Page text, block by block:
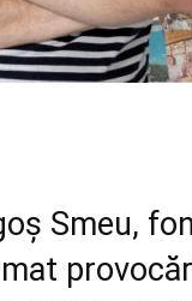
Smeu,